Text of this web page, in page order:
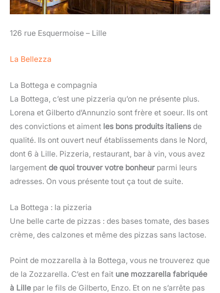
126 rue Esquermoise – Lille
La Bellezza
La Bottega e compagnia
La Bottega, c’est une pizzeria qu’on ne présente plus.
Lorena et Gilberto d’Annunzio sont frère et soeur. Ils ont
des convictions et aiment les bons produits italiens de
qualité. Ils ont ouvert neuf établissements dans le Nord,
dont 6 à Lille. Pizzeria, restaurant, bar à vin, vous avez
largement de quoi trouver votre bonheur parmi leurs
adresses. On vous présente tout ça tout de suite.
La Bottega : la pizzeria
Une belle carte de pizzas : des bases tomate, des bases
crème, des calzones et même des pizzas sans lactose.
Point de mozzarella à la Bottega, vous ne trouverez que
de la Zozzarella. C’est en fait une mozzarella fabriquée
à Lille par le fils de Gilberto, Enzo. Et on ne s’arrête pas